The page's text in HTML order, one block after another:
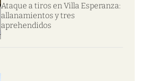
Ataque a tiros en Villa Esperanza:
allanamientos y tres
aprehendidos